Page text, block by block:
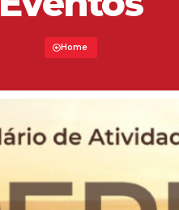
Home